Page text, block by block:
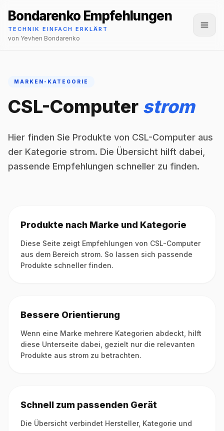
Bondarenko Empfehlungen
TECHNIK EINFACH ERKLÄRT
von Yevhen Bondarenko
MARKEN-KATEGORIE
CSL-Computer strom
Hier finden Sie Produkte von CSL-Computer aus
der Kategorie strom. Die Übersicht hilft dabei,
passende Empfehlungen schneller zu finden.
Produkte nach Marke und Kategorie
Diese Seite zeigt Empfehlungen von CSL-Computer
aus dem Bereich strom. So lassen sich passende
Produkte schneller finden.
Bessere Orientierung
Wenn eine Marke mehrere Kategorien abdeckt, hilft
diese Unterseite dabei, gezielt nur die relevanten
Produkte aus strom zu betrachten.
Schnell zum passenden Gerät
Die Übersicht verbindet Hersteller, Kategorie und